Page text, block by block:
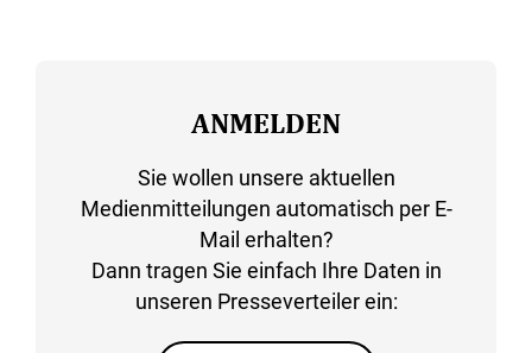
ANMELDEN
Sie wollen unsere aktuellen
Medienmitteilungen automatisch per E-
Mail erhalten?
Dann tragen Sie einfach Ihre Daten in
unseren Presseverteiler ein: